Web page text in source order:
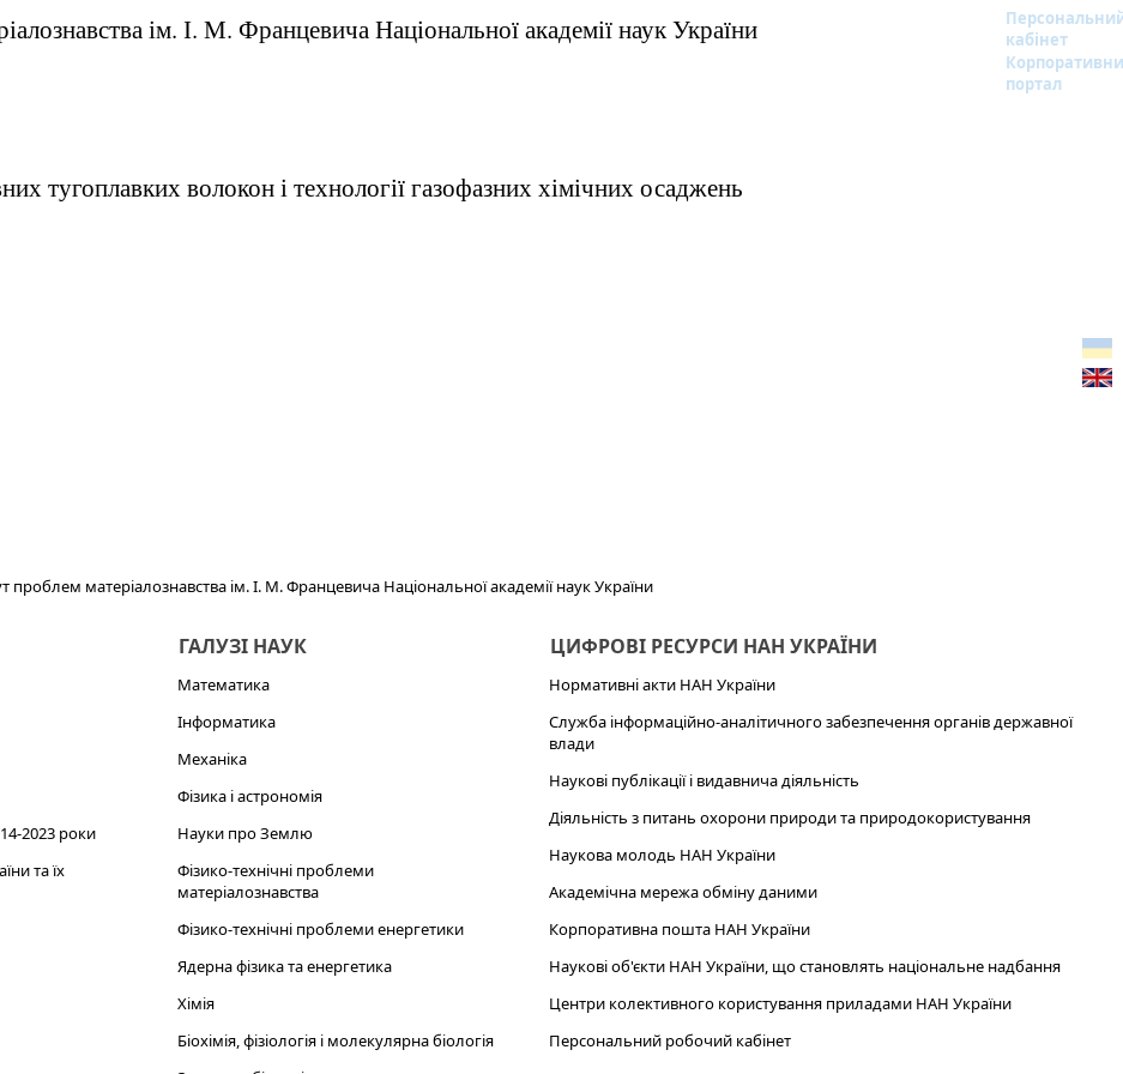
ім. І. М. Францевича Національної академії наук України
кабінет
портал
тугоплавких волокон і технології газофазних хімічних осаджень
проблем матеріалознавства ім. І. М. Францевича Національної академії наук України
2023 роки
та їх
ГАЛУЗІ НАУК
Математика
Інформатика
Механіка
Фізика і астрономія
Науки про Землю
Фізико-технічні проблеми
матеріалознавства
Фізико-технічні проблеми енергетики
Ядерна фізика та енергетика
Хімія
Біохімія, фізіологія і молекулярна біологія
ЦИФРОВІ РЕСУРСИ НАН УКРАЇНИ
Нормативні акти НАН України
Служба інформаційно-аналітичного забезпечення органів державної
влади
Наукові публікації і видавнича діяльність
Діяльність з питань охорони природи та природокористування
Наукова молодь НАН України
Академічна мережа обміну даними
Корпоративна пошта НАН України
Наукові об'єкти НАН України, що становлять національне надбання
Центри колективного користування приладами НАН України
Персональний робочий кабінет